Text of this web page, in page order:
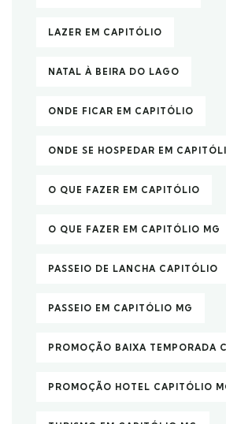
LAZER EM CAPITÓLIO
NATAL À BEIRA DO LAGO
ONDE FICAR EM CAPITÓLIO
ONDE SE HOSPEDAR EM
O QUE FAZER EM CAPITÓLIO
O QUE FAZER EM CAPITÓLIO MG
PASSEIO DE LANCHA CAPITÓLIO
PASSEIO EM CAPITÓLIO MG
PROMOÇÃO BAIXA TEMPORADA
PROMOÇÃO HOTEL CAPITÓLIO